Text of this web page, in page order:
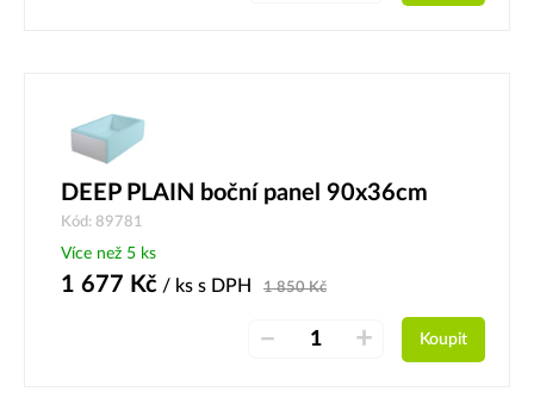
DEEP PLAIN boční panel 90x36cm
Kód: 89781
Více než 5 ks
1 677 Kč / ks s DPH 1 850Kč
– + Koupit